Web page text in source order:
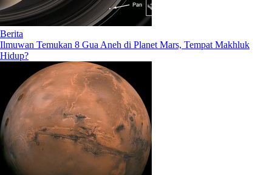
Berita
Ilmuwan Temukan 8 Gua Aneh di Planet Mars, Tempat Makhluk
Hidup?